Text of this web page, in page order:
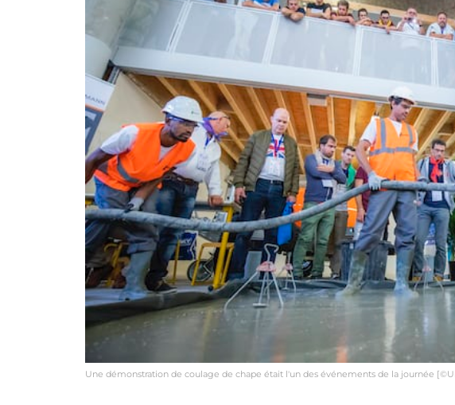
Une démonstration de coulage de chape était l'un des événements de la journée